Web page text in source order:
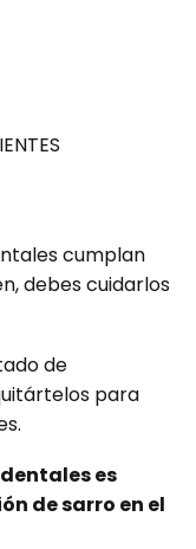
cumplan
debes cuidarlos
de
para
es
de sarro en el